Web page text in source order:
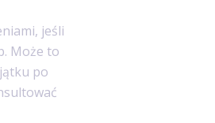
jeśli
Może to
po